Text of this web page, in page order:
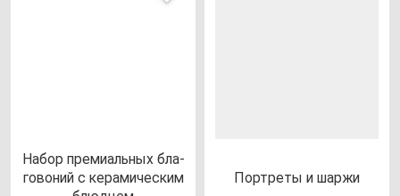
Набор пре­ми­аль­ных бла­
го­во­ний с ке­ра­ми­чес­ким
Пор­тре­ты и шар­жи